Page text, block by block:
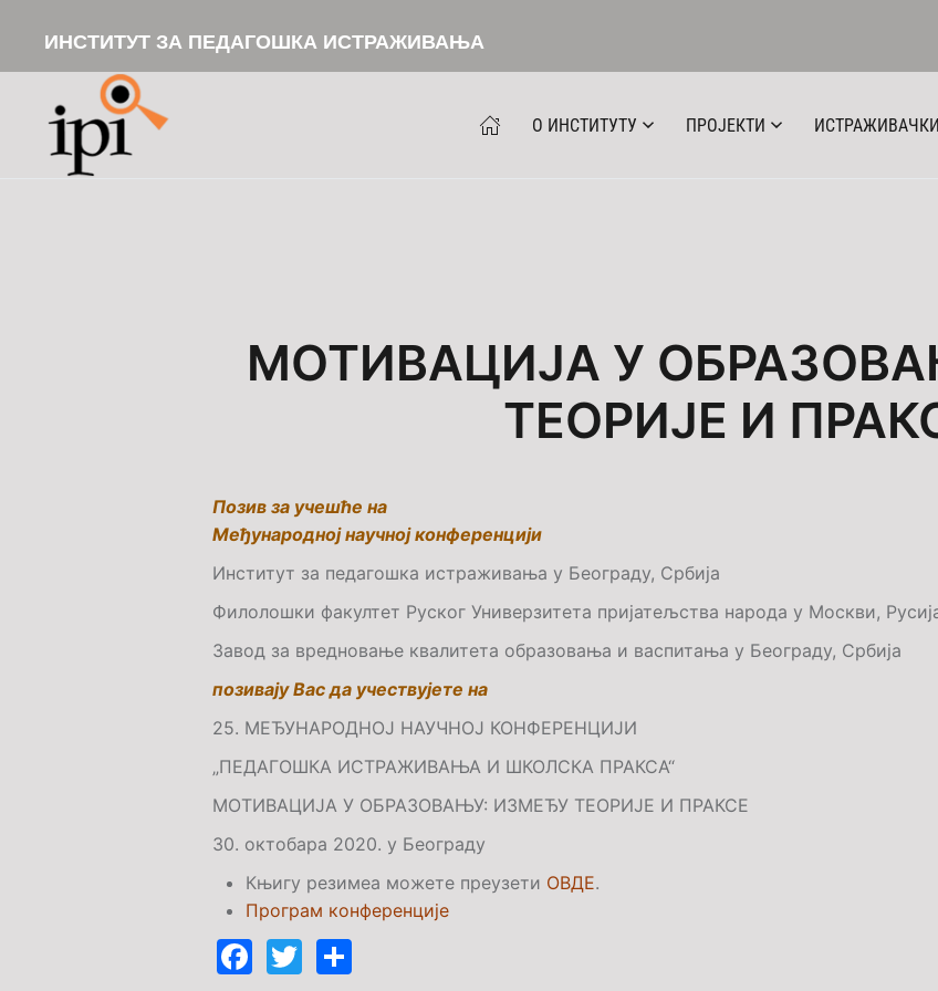
ИНСТИТУТ ЗА ПЕДАГОШКА ИСТРАЖИВАЊА
О ИНСТИТУТУ ПРОЈЕКТИ
МОТИВАЦИЈА У
ТЕОРИЈЕ И
Позив за учешће на
Међународној научној конференцији
Институт за педагошка истраживања у Београду, Србија
Филолошки факултет Руског Универзитета пријатељства народа у Москви,
Завод за вредновање квалитета образовања и васпитања у Београду, Србија
позивају Вас да учествујете на
25. МЕЂУНАРОДНОЈ НАУЧНОЈ КОНФЕРЕНЦИЈИ
„ПЕДАГОШКА ИСТРАЖИВАЊА И ШКОЛСКА ПРАКСА“
МОТИВАЦИЈА У ОБРАЗОВАЊУ: ИЗМЕЂУ ТЕОРИЈЕ И ПРАКСЕ
30. октобара 2020. у Београду
Књигу резимеа можете преузети ОВДЕ.
Програм конференције
Facebook
Twitter